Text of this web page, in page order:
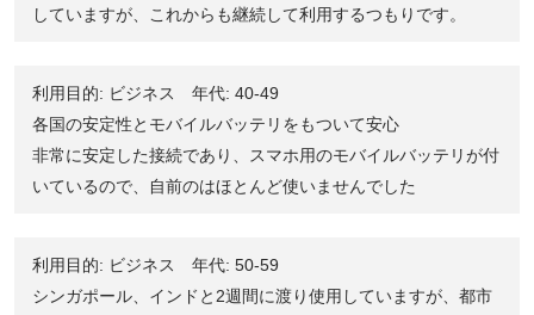
していますが、これからも継続して利用するつもりです。
利用目的: ビジネス 年代: 40-49
各国の安定性とモバイルバッテリをもついて安心
非常に安定した接続であり、スマホ用のモバイルバッテリが付
いているので、自前のはほとんど使いませんでした
利用目的: ビジネス 年代: 50-59
シンガポール、インドと2週間に渡り使用していますが、都市